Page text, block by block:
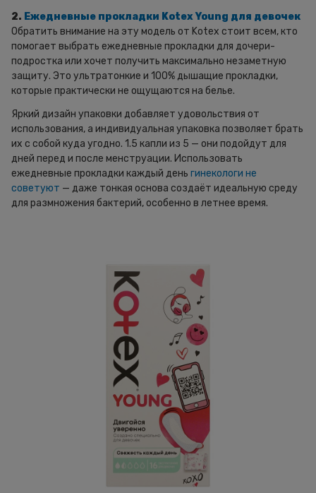
2. Ежедневные прокладки Kotex Young для девочек
Обратить внимание на эту модель от Kotex стоит всем, кто
помогает выбрать ежедневные прокладки для дочери-
подростка или хочет получить максимально незаметную
защиту. Это ультратонкие и 100% дышащие прокладки,
которые практически не ощущаются на белье.
Яркий дизайн упаковки добавляет удовольствия от
использования, а индивидуальная упаковка позволяет брать
их с собой куда угодно. 1.5 капли из 5 — они подойдут для
дней перед и после менструации. Использовать
ежедневные прокладки каждый день гинекологи не
советуют — даже тонкая основа создаёт идеальную среду
для размножения бактерий, особенно в летнее время.